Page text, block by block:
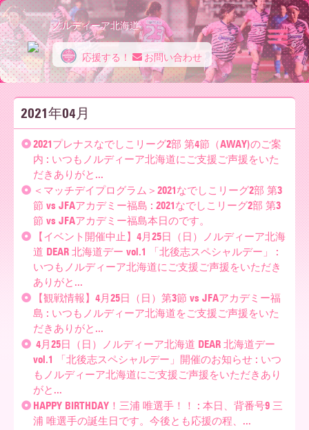
ノ
ル
デ
ィ
ー
ア
北
ノルディーア北海道
応援する！ お問い合わせ
2021年04月
2021プレナスなでしこリーグ2部 第4節（AWAY)のご案
内 : いつもノルディーア北海道にご支援ご声援をいた
だきありがと...
＜マッチデイプログラム＞2021なでしこリーグ2部 第3
節 vs JFAアカデミー福島 : 2021なでしこリーグ2部 第3
節 vs JFAアカデミー福島本日のです。
【イベント開催中止】4月25日（日）ノルディーア北海
道 DEAR 北海道デー vol.1 「北後志スペシャルデー」 :
いつもノルディーア北海道にご支援ご声援をいただき
ありがと...
【観戦情報】4月25日（日）第3節 vs JFAアカデミー福
島 : いつもノルディーア北海道をご支援ご声援をいた
だきありがと...
4月25日（日）ノルディーア北海道 DEAR 北海道デー
vol.1 「北後志スペシャルデー」開催のお知らせ : いつ
もノルディーア北海道にご支援ご声援をいただきあり
がと...
HAPPY BIRTHDAY！三浦 唯選手！！ : 本日、背番号9 三
浦 唯選手の誕生日です。今後とも応援の程、...